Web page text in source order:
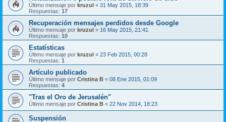
Último mensaje por kruzul « 31 May 2015, 18:39
Respuestas: 17
Recuperación mensajes perdidos desde Google
Último mensaje por kruzul « 16 May 2015, 21:41
Respuestas: 10
Estatísticas
Último mensaje por kruzul « 23 Feb 2015, 00:28
Respuestas: 1
Artículo publicado
Último mensaje por Cristina B « 08 Ene 2015, 01:09
Respuestas: 4
"Tras el Oro de Jerusalén"
Último mensaje por Cristina B « 22 Nov 2014, 18:23
Suspensión